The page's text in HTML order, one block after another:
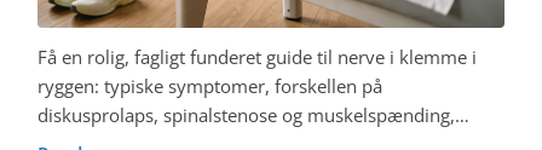
Få en rolig, fagligt funderet guide til nerve i klemme i
ryggen: typiske symptomer, forskellen på
diskusprolaps, spinalstenose og muskelspænding,…